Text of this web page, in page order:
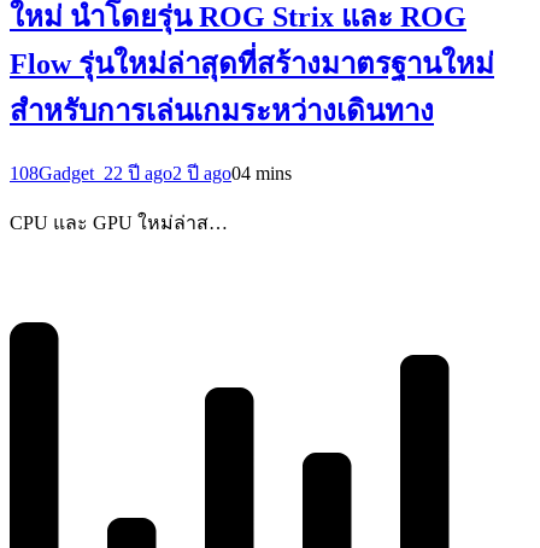
ใหม่ นำโดยรุ่น ROG Strix และ ROG
Flow รุ่นใหม่ล่าสุดที่สร้างมาตรฐานใหม่
สำหรับการเล่นเกมระหว่างเดินทาง
108Gadget_22 ปี ago2 ปี ago04 mins
CPU และ GPU ใหม่ล่าส…